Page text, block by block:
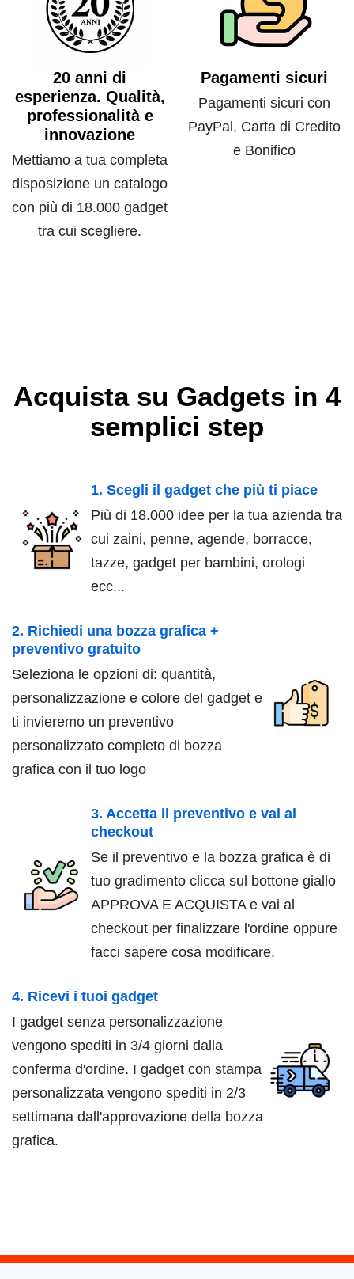
20 anni di
esperienza. Qualità,
professionalità e
innovazione
Mettiamo a tua completa
disposizione un catalogo
con più di 18.000 gadget
tra cui scegliere.
Pagamenti sicuri
Pagamenti sicuri con
PayPal, Carta di Credito
e Bonifico
Acquista su Gadgets in 4
semplici step
1. Scegli il gadget che più ti piace
Più di 18.000 idee per la tua azienda tra
cui zaini, penne, agende, borracce,
tazze, gadget per bambini, orologi
ecc...
2. Richiedi una bozza grafica +
preventivo gratuito
Seleziona le opzioni di: quantità,
personalizzazione e colore del gadget e
ti invieremo un preventivo
personalizzato completo di bozza
grafica con il tuo logo
3. Accetta il preventivo e vai al
checkout
Se il preventivo e la bozza grafica è di
tuo gradimento clicca sul bottone giallo
APPROVA E ACQUISTA e vai al
checkout per finalizzare l'ordine oppure
facci sapere cosa modificare.
4. Ricevi i tuoi gadget
I gadget senza personalizzazione
vengono spediti in 3/4 giorni dalla
conferma d'ordine. I gadget con stampa
personalizzata vengono spediti in 2/3
settimana dall'approvazione della bozza
grafica.